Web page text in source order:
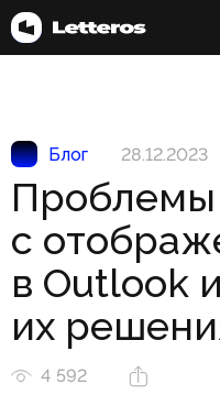
Блог 28.12.2023
Проблемы
с
в Outlook
их
4 592